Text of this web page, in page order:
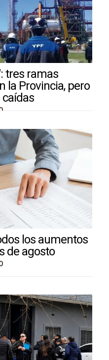
tres ramas
la Provincia, pero
caídas
los aumentos
de agosto